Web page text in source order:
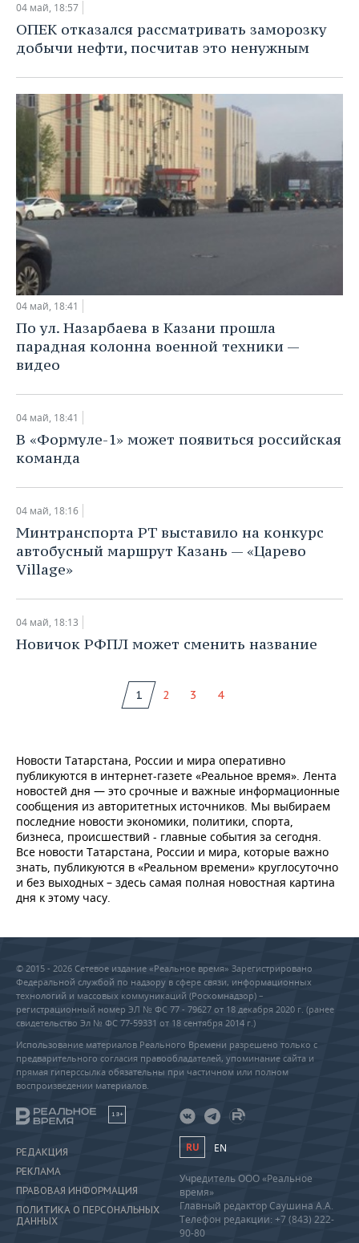
04 май, 18:57
ОПЕК отказался рассматривать заморозку
добычи нефти, посчитав это ненужным
04 май, 18:41
По ул. Назарбаева в Казани прошла
парадная колонна военной техники —
видео
04 май, 18:41
В «Формуле-1» может появиться российская
команда
04 май, 18:16
Минтранспорта РТ выставило на конкурс
автобусный маршрут Казань — «Царево
Village»
04 май, 18:13
Новичок РФПЛ может сменить название
1 2 3 4
Новости Татарстана, России и мира оперативно
публикуются в интернет-газете «Реальное время». Лента
новостей дня — это срочные и важные информационные
сообщения из авторитетных источников. Мы выбираем
последние новости экономики, политики, спорта,
бизнеса, происшествий - главные события за сегодня.
Все новости Татарстана, России и мира, которые важно
знать, публикуются в «Реальном времени» круглосуточно
и без выходных – здесь самая полная новостная картина
дня к этому часу.
© 2015 - 2026 Сетевое издание «Реальное время» Зарегистрировано
Федеральной службой по надзору в сфере связи, информационных
технологий и массовых коммуникаций (Роскомнадзор) –
регистрационный номер ЭЛ № ФС 77 - 79627 от 18 декабря 2020 г. (ранее
свидетельство Эл № ФС 77-59331 от 18 сентября 2014 г.)
Использование материалов Реального Времени разрешено только с
предварительного согласия правообладателей, упоминание сайта и
прямая гиперссылка обязательны при частичном или полном
воспроизведении материалов.
18+
РЕДАКЦИЯ
РЕКЛАМА
ПРАВОВАЯ ИНФОРМАЦИЯ
ПОЛИТИКА О ПЕРСОНАЛЬНЫХ
ДАННЫХ
RU EN
Учредитель ООО «Реальное
время»
Главный редактор Саушина А.А.
Телефон редакции: +7 (843) 222-
90-80